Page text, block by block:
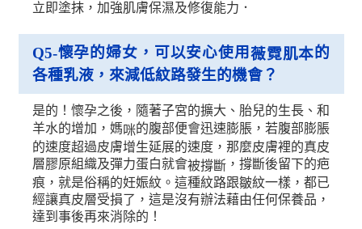
立即塗抹，加強肌膚保濕及修復能力．
Q5-懷孕的婦女，可以安心使用薇霓肌本的
各種乳液，來減低紋路發生的機會？
是的！懷孕之後，隨著子宮的擴大、胎兒的生長、和
羊水的增加，媽咪的腹部便會迅速膨脹，若腹部膨脹
的速度超過皮膚增生延展的速度，那麼皮膚裡的真皮
層膠原組織及彈力蛋白就會被撐斷 ，撐斷後留下的疤
痕，就是俗稱的妊娠紋。這種紋路跟皺紋一樣，都已
經讓真皮層受損了，這是沒有辦法藉由任何保養品，
達到事後再來消除的！